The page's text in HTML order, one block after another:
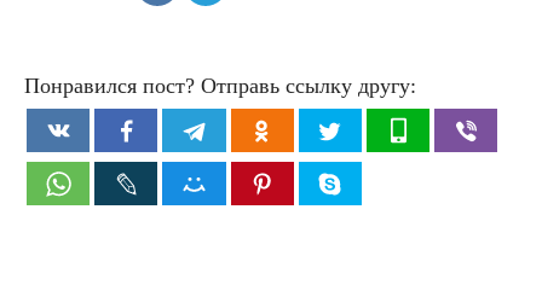
Понравился пост? Отправь ссылку другу: